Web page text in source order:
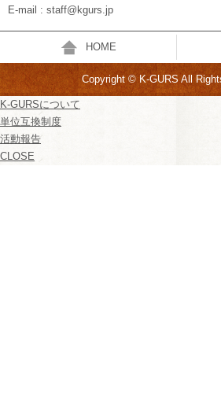
E-mail : staff@kgurs.jp
HOME
Copyright © K-GURS All
K-GURSについて
単位互換制度
活動報告
CLOSE